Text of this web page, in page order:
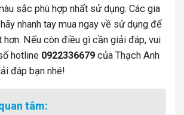
sắc phù hợp nhất sử dụng. Các gia
nhanh tay mua ngay về sử dụng để
hơn. Nếu còn điều gì cần giải đáp, vui
hotline 0922336679 của Thạch Anh
đáp bạn nhé!
tâm: